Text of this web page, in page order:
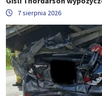
7 sierpnia 2026